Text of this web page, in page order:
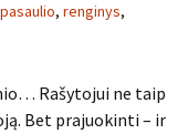
pasaulio, renginys,
Rašytojui ne taip
Bet prajuokinti – ir